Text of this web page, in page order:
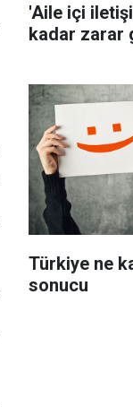
'Aile içi
kadar zarar
Türkiye ne
sonucu